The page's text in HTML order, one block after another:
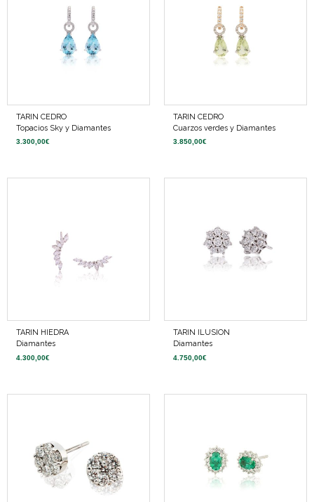
TARIN CEDRO
Topacios Sky y Diamantes
3.300,00€
TARIN CEDRO
Cuarzos verdes y Diamantes
3.850,00€
TARIN HIEDRA
Diamantes
4.300,00€
TARIN ILUSION
Diamantes
4.750,00€